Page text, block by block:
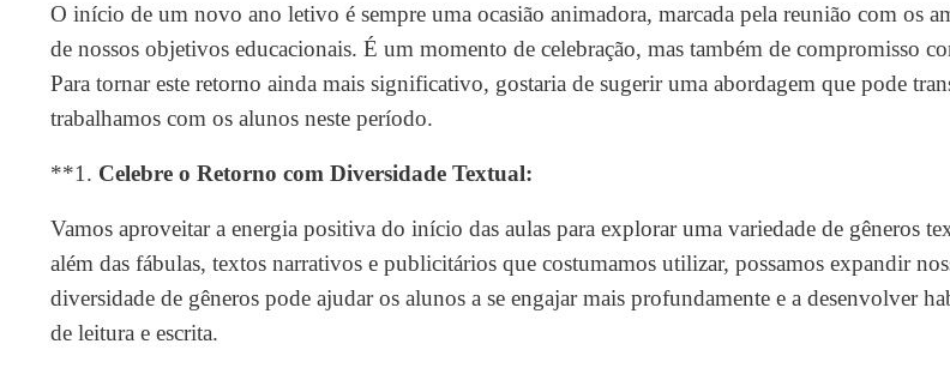
O início de um novo ano letivo é sempre uma ocasião animadora, marcada pela reunião com os
de nossos objetivos educacionais. É um momento de celebração, mas também de compromisso
Para tornar este retorno ainda mais significativo, gostaria de sugerir uma abordagem que pode
trabalhamos com os alunos neste período.
**1. Celebre o Retorno com Diversidade Textual:
Vamos aproveitar a energia positiva do início das aulas para explorar uma variedade de gêneros
além das fábulas, textos narrativos e publicitários que costumamos utilizar, possamos expandir
diversidade de gêneros pode ajudar os alunos a se engajar mais profundamente e a desenvolver
de leitura e escrita.